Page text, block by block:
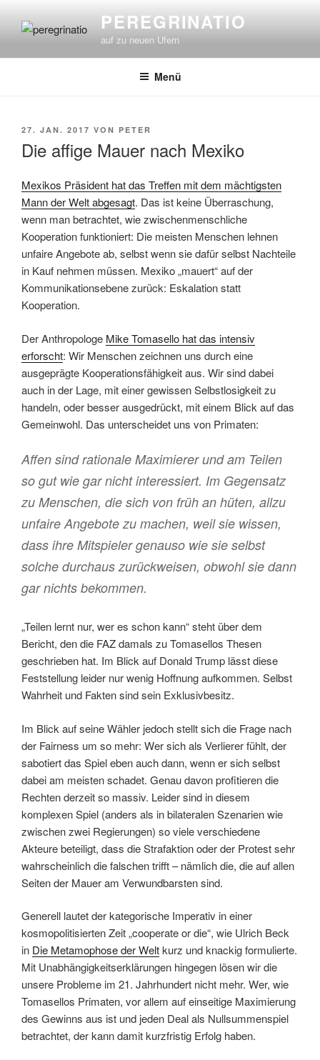
Inhalt
PEREGRINATIO
auf zu neuen Ufern
Menü
VERÖFFENTLICHT
27. JAN. 2017 VON PETER
Die affige Mauer nach Mexiko
Mexikos Präsident hat das Treffen mit dem mächtigsten
Mann der Welt abgesagt. Das ist keine Überraschung,
wenn man betrachtet, wie zwischenmenschliche
Kooperation funktioniert: Die meisten Menschen lehnen
unfaire Angebote ab, selbst wenn sie dafür selbst Nachteile
in Kauf nehmen müssen. Mexiko „mauert“ auf der
Kommunikationsebene zurück: Eskalation statt
Kooperation.
Der Anthropologe Mike Tomasello hat das intensiv
erforscht: Wir Menschen zeichnen uns durch eine
ausgeprägte Kooperationsfähigkeit aus. Wir sind dabei
auch in der Lage, mit einer gewissen Selbstlosigkeit zu
handeln, oder besser ausgedrückt, mit einem Blick auf das
Gemeinwohl. Das unterscheidet uns von Primaten:
Affen sind rationale Maximierer und am Teilen
so gut wie gar nicht interessiert. Im Gegensatz
zu Menschen, die sich von früh an hüten, allzu
unfaire Angebote zu machen, weil sie wissen,
dass ihre Mitspieler genauso wie sie selbst
solche durchaus zurückweisen, obwohl sie dann
gar nichts bekommen.
„Teilen lernt nur, wer es schon kann“ steht über dem
Bericht, den die FAZ damals zu Tomasellos Thesen
geschrieben hat. Im Blick auf Donald Trump lässt diese
Feststellung leider nur wenig Hoffnung aufkommen. Selbst
Wahrheit und Fakten sind sein Exklusivbesitz.
Im Blick auf seine Wähler jedoch stellt sich die Frage nach
der Fairness um so mehr: Wer sich als Verlierer fühlt, der
sabotiert das Spiel eben auch dann, wenn er sich selbst
dabei am meisten schadet. Genau davon profitieren die
Rechten derzeit so massiv. Leider sind in diesem
komplexen Spiel (anders als in bilateralen Szenarien wie
zwischen zwei Regierungen) so viele verschiedene
Akteure beteiligt, dass die Strafaktion oder der Protest sehr
wahrscheinlich die falschen trifft – nämlich die, die auf allen
Seiten der Mauer am Verwundbarsten sind.
Generell lautet der kategorische Imperativ in einer
kosmopolitisierten Zeit „cooperate or die“, wie Ulrich Beck
in Die Metamophose der Weltkurz und knackig formulierte.
Mit Unabhängigkeitserklärungen hingegen lösen wir die
unsere Probleme im 21. Jahrhundert nicht mehr. Wer, wie
Tomasellos Primaten, vor allem auf einseitige Maximierung
des Gewinns aus ist und jeden Deal als Nullsummenspiel
betrachtet, der kann damit kurzfristig Erfolg haben.